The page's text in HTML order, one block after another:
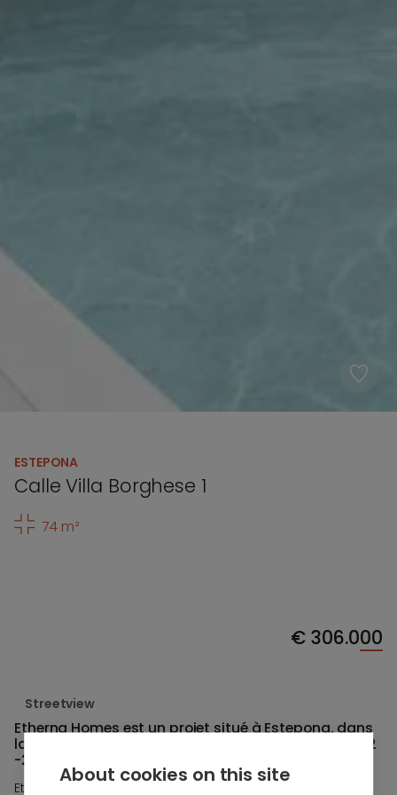
ESTEPONA
Calle Villa Borghese 1
74 m²
€306.000
Streetview
Etherna Homes est un projet situé à Estepona, dans
la région de Valle Romano - Etherna Homes - VI-3 -2
-2 -A
Etherna Homes est un nouveau projet qui présente un
About cookies on this site